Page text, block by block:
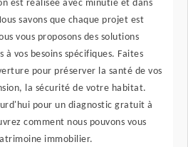
est réalisée avec minutie et dans
savons que chaque projet est
vous proposons des solutions
à vos besoins spécifiques. Faites
pour préserver la santé de vos
la sécurité de votre habitat.
pour un diagnostic gratuit à
comment nous pouvons vous
immobilier.